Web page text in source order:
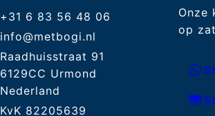
+31 6 83 56 48 06
info@metbogi.nl
Raadhuisstraat 91
6129CC Urmond
Nederland
KvK 82205639
Onze
op